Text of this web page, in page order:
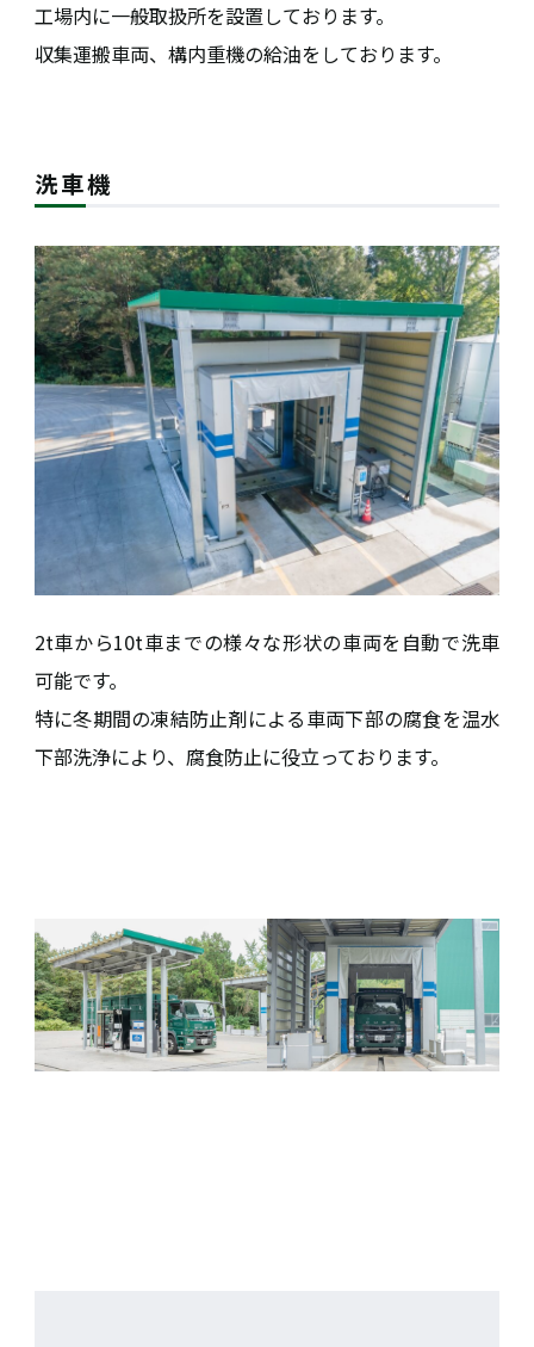
工場内に一般取扱所を設置しております。
収集運搬車両、構内重機の給油をしております。
洗車機
2t車から10t車までの様々な形状の車両を自動で洗車
可能です。
特に冬期間の凍結防止剤による車両下部の腐食を温水
下部洗浄により、腐食防止に役立っております。